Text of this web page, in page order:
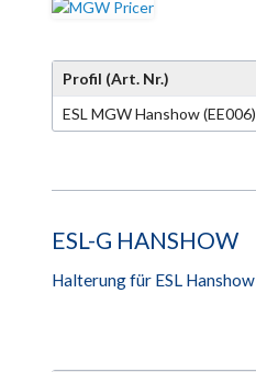
Profil (Art. Nr.)
ESL MGW Hanshow (EE006)
ESL-G HANSHOW
Halterung für ESL Hanshow